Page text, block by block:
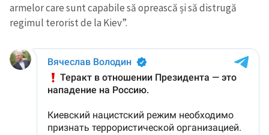
in English
на русском
armelor care sunt capabile să oprească și să distrugă
regimul terorist de la Kiev”.